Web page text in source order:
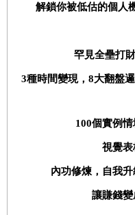
解鎖你被低估的個人
罕見全壘打
3種時間變現， 8大翻盤邏
100個實例情
視覺表
內功修煉，自我
讓賺錢變